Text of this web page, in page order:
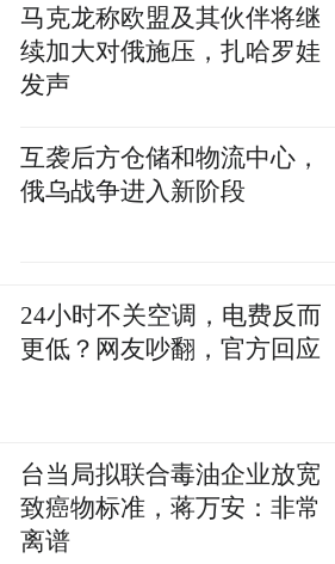
谈；4个转型升级工业项目
在谈。”园林办事处党委书
聚区，补齐产业发展短板
鞭。
马克龙称欧盟及其伙伴将继
续加大对俄施压，扎哈罗娃
发声
互袭后方仓储和物流中心，
俄乌战争进入新阶段
24小时不关空调，电费反而
更低？网友吵翻，官方回应
台当局拟联合毒油企业放宽
致癌物标准，蒋万安：非常
离谱